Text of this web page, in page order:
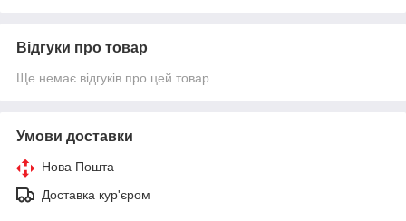
Відгуки про товар
Ще немає відгуків про цей товар
Умови доставки
Нова Пошта
Доставка кур'єром